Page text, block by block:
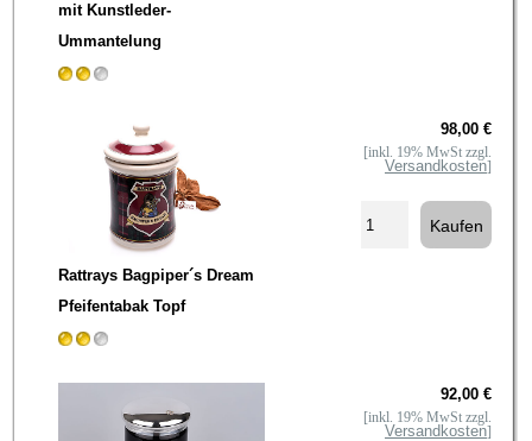
mit Kunstleder-
Ummantelung
Rattrays Bagpiper´s Dream
Pfeifentabak Topf
98,00 €
[inkl. 19% MwSt zzgl.
Versandkosten]
92,00 €
[inkl. 19% MwSt zzgl.
Versandkosten]